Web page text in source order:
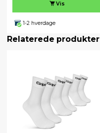
Vis
1-2 hverdage
Relaterede produkter